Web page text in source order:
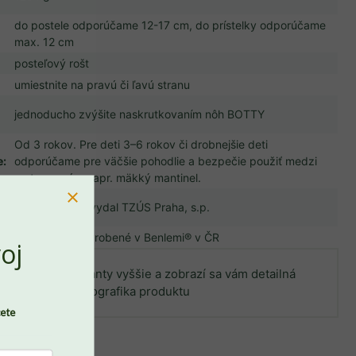
do postele odporúčame 12-17 cm, do prístelky odporúčame
max. 12 cm
posteľový rošt
umiestnite na pravú či ľavú stranu
jednoducho zvýšite naskrutkovaním nôh BOTTY
:
Od 3 rokov. Pre deti 3–6 rokov či drobnejšie deti
odporúčame pre väčšie pohodlie a bezpečie použiť medzi
matrac a rám napr. mäkký mantinel.
ČSN EN 71-3, vydal TZÚS Praha, s.p.
navrhnuté aj vyrobené v Benlemi® v ČR
si z každé varianty vyššie a zobrazí sa vám detailná
infografika produktu